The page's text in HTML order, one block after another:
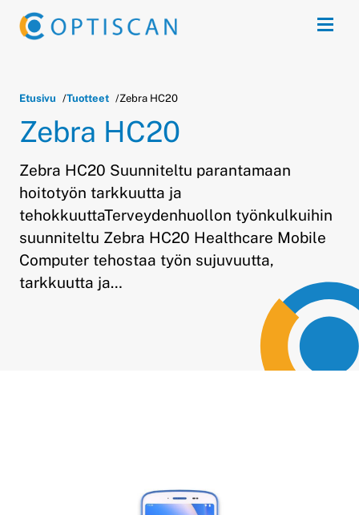
Siirry sisältöön
Avaa
Etusivu Tuotteet Zebra HC20
Zebra HC20
Zebra HC20 Suunniteltu parantamaan
hoitotyön tarkkuutta ja
tehokkuuttaTerveydenhuollon työnkulkuihin
suunniteltu Zebra HC20 Healthcare Mobile
Computer tehostaa työn sujuvuutta,
tarkkuutta ja…